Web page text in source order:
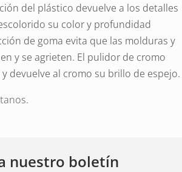
del plástico devuelve a los detalles
su color y profundidad
de goma evita que las molduras y
y se agrieten. El pulidor de cromo
devuelve al cromo su brillo de espejo.
.
nuestro boletín